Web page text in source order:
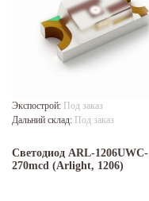
Экспострой: Под заказ
Дальний склад: Под заказ
Светодиод ARL-1206UWC-
270mcd (Arlight, 1206)